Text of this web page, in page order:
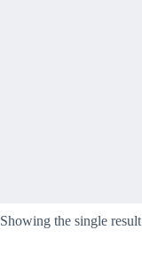
Showing the single result